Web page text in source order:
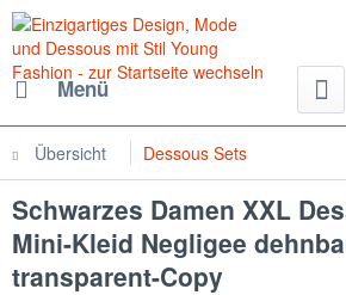
Menü
Übersicht Dessous Sets
Schwarzes Damen XXL
Mini-Kleid Negligee
transparent-Copy